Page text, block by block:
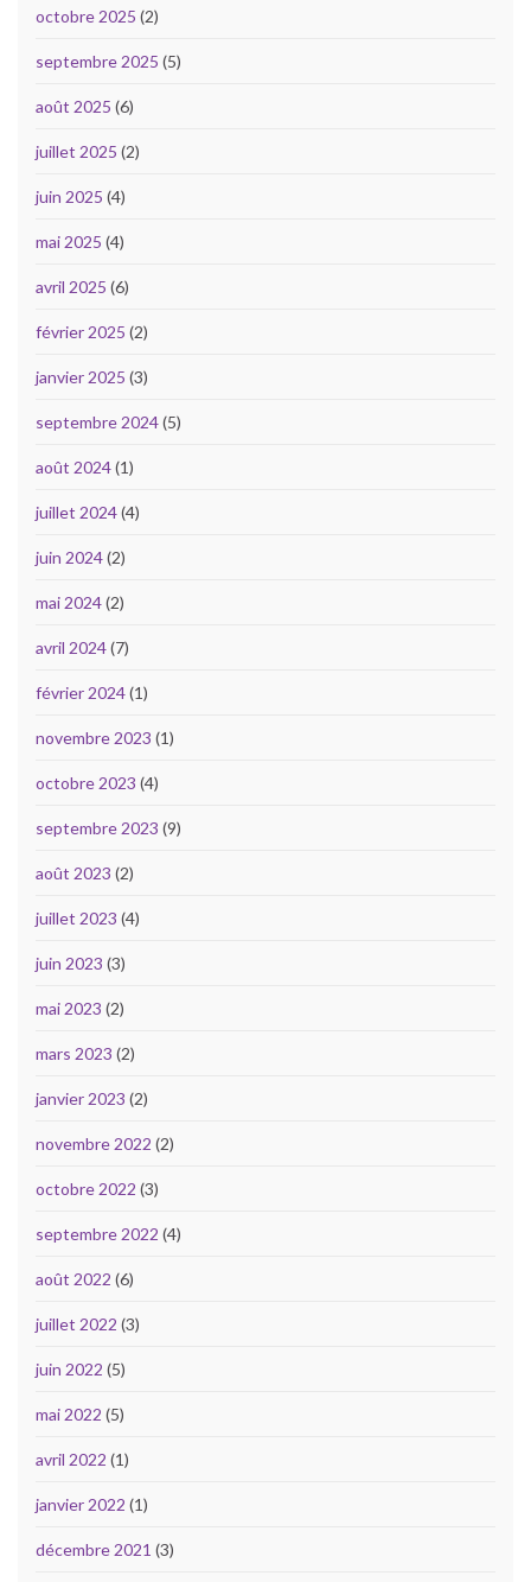
octobre 2025 (2)
septembre 2025 (5)
août 2025 (6)
juillet 2025 (2)
juin 2025 (4)
mai 2025 (4)
avril 2025 (6)
février 2025 (2)
janvier 2025 (3)
septembre 2024(5)
août 2024(1)
juillet 2024(4)
juin 2024(2)
mai 2024(2)
avril 2024(7)
février 2024(1)
novembre 2023 (1)
octobre 2023 (4)
septembre 2023 (9)
août 2023 (2)
juillet 2023 (4)
juin 2023 (3)
mai 2023 (2)
mars 2023 (2)
janvier 2023 (2)
novembre 2022 (2)
octobre 2022 (3)
septembre 2022 (4)
août 2022 (6)
juillet 2022 (3)
juin 2022 (5)
mai 2022 (5)
avril 2022 (1)
janvier 2022 (1)
décembre 2021 (3)